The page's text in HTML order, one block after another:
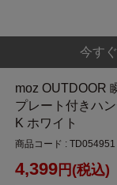
今す
moz OUTDOOR
プレート付きハ
K ホワイト
商品コード : TD054951
4,399 円(税込)